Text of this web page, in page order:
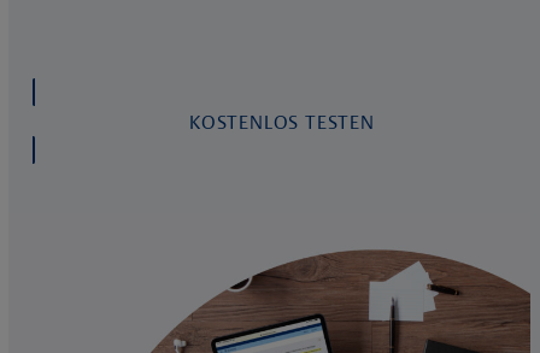
KOSTENLOS TESTEN